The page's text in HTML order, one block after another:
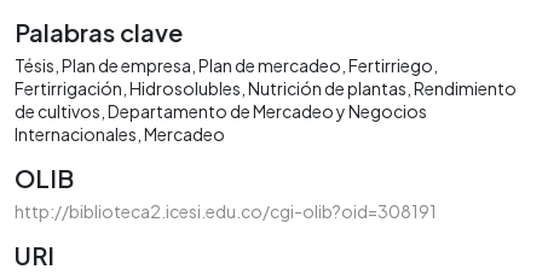
Palabras clave
Tésis Plan de empresa Plan de mercadeo Fertirriego
Fertirrigación Hidrosolubles Nutrición de plantas Rendimiento
de cultivos Departamento de Mercadeo y Negocios
Internacionales Mercadeo
OLIB
http://biblioteca2.icesi.edu.co/cgi-olib?oid=308191
URI